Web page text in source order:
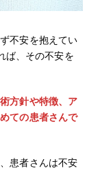
不安を抱えてい
ば、その不安を
方針や特徴、ア
ての患者さんで
患者さんは不安